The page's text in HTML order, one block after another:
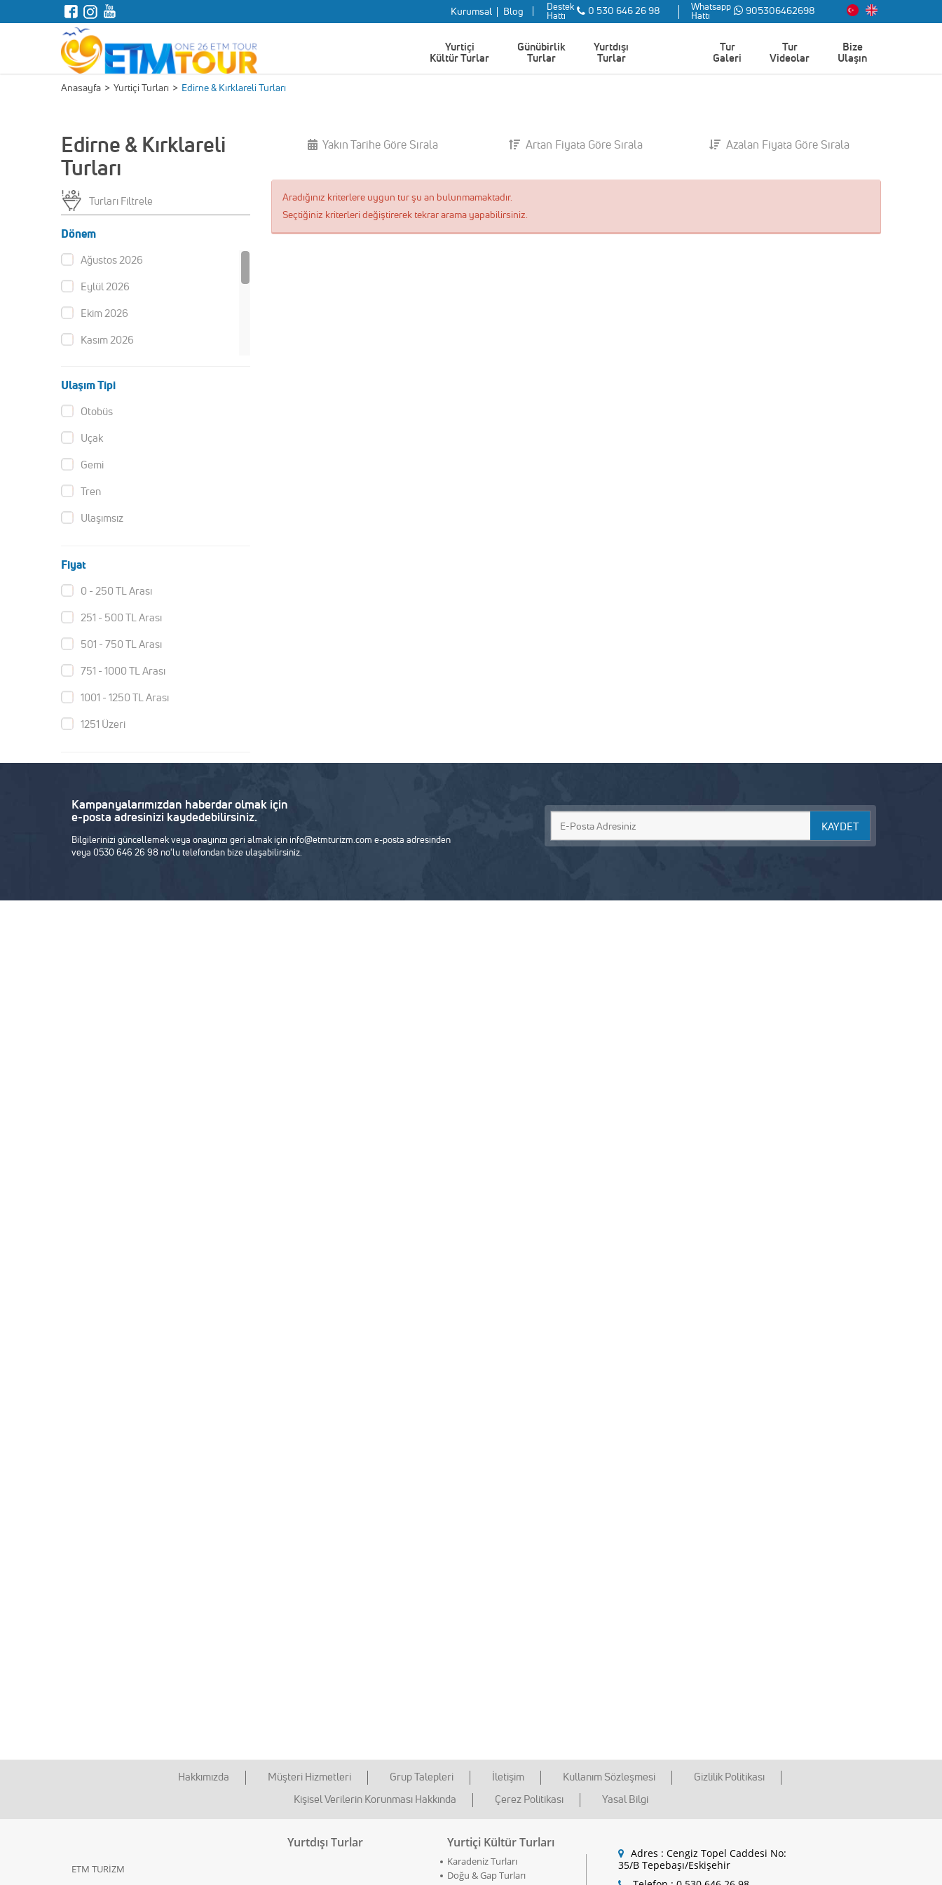
Kurumsal Blog
Destek
Hattı
0 530 646 26 98
Whatsapp
Hattı
905306462698
Yurtiçi
Kültür Turlar
Günübirlik
Turlar
Yurtdışı
Turlar
Tur
Galeri
Tur
Videolar
Bize
Ulaşın
Şimdi Ara
Anasayfa > Yurtiçi Turları > Edirne & Kırklareli Turları
Edirne & Kırklareli
Turları
Turları Filtrele
Dönem
Ağustos 2026
Eylül 2026
Ekim 2026
Kasım 2026
Ocak 2027
Şubat 2027
Mart 2027
Nisan 2027
Mayıs 2027
Haziran 2027
Ulaşım Tipi
Otobüs
Uçak
Gemi
Tren
Ulaşımsız
Fiyat
0 - 250 TL Arası
251 - 500 TL Arası
501 - 750 TL Arası
751 - 1000 TL Arası
1001 - 1250 TL Arası
1251 Üzeri
Yakın Tarihe Göre Sırala Artan Fiyata Göre Sırala Azalan Fiyata Göre Sırala
Aradığınız kriterlere uygun tur şu an bulunmamaktadır.
Seçtiğiniz kriterleri değiştirerek tekrar arama yapabilirsiniz.
Kampanyalarımızdan haberdar olmak için
e-posta adresinizi kaydedebilirsiniz.
Bilgilerinizi güncellemek veya onayınızı geri almak için info@etmturizm.com e-posta adresinden
veya 0530 646 26 98 no'lu telefondan bize ulaşabilirsiniz.
Hakkımızda Müşteri Hizmetleri Grup Talepleri İletişim Kullanım Sözleşmesi
Gizlilik Politikası
Kişisel Verilerin Korunması Hakkında
Çerez Politikası Yasal Bilgi
ETM TURİZM
Yurtdışı Turlar Yurtiçi Kültür Turları
Karadeniz Turları
Doğu & Gap Turları
Adres : Cengiz Topel Caddesi No:
35/B Tepebaşı/Eskişehir